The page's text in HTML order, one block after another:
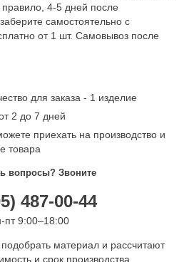
правило, 4-5 дней после
самостоятельно с
от 1 шт. Самовывоз после
для заказа - 1 изделие
2 до 7 дней
приехать на производство и
товара
вопросы? Звоните
487-00-44
пт 9:00–18:00
материал и рассчитают
и срок производства.